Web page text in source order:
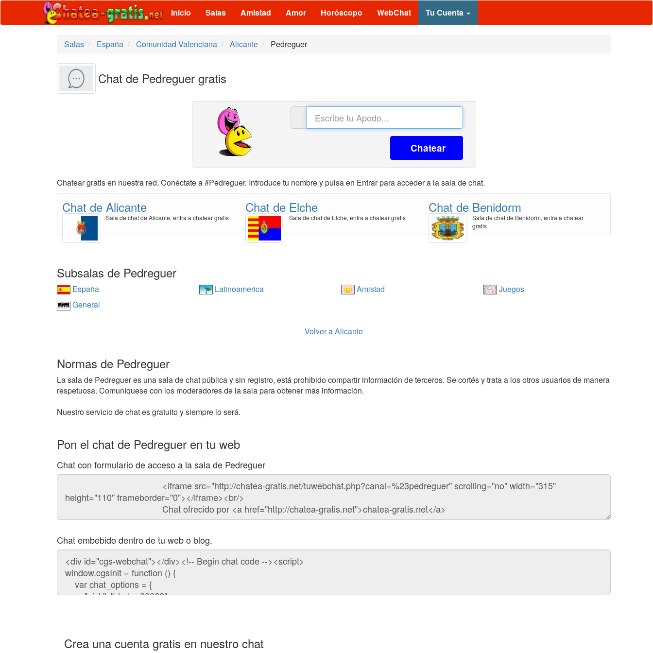
Inicio Salas Amistad Amor Horóscopo WebChat Tu Cuenta
Salas España Comunidad Valenciana Alicante Pedreguer
Chat de Pedreguer gratis
Chatear
Chatear gratis en nuestra red. Conéctate a #Pedreguer. Introduce tu nombre y pulsa en Entrar para acceder a la sala de chat.
Chat de Alicante
Sala de chat de Alicante, entra a chatear gratis
Chat de Elche
Sala de chat de Elche, entra a chatear gratis
Chat de Benidorm
Sala de chat de Benidorm, entra a chatear
gratis
Subsalas de Pedreguer
España Latinoamerica Amistad
Juegos
General
Volver a Alicante
Normas de Pedreguer
La sala de Pedreguer es una sala de chat pública y sin registro, está prohibido compartir información de terceros. Se cortés y trata a los otros usuarios de manera
respetuosa. Comuníquese con los moderadores de la sala para obtener más información.
Nuestro servicio de chat es gratuito y siempre lo será.
Pon el chat de Pedreguer en tu web
Chat con formulario de acceso a la sala de Pedreguer
Código
chat
Chat embebido dentro de tu web o blog.
Código
para
embeber
chat
Crea una cuenta gratis en nuestro chat